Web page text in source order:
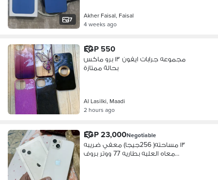
7
Akher Faisal, Faisal
4 weeks ago
EGP 550
مجموعه جرابات ايفون ١٣ برو ماكس
بحالة ممتازة
Al Lasilki, Maadi
2 hours ago
EGP 23,000Negotiable
١٣ مساحته( 256جيجا) معفي ضريبه
معاه العلبه بطاريه 77 ووتر بروف